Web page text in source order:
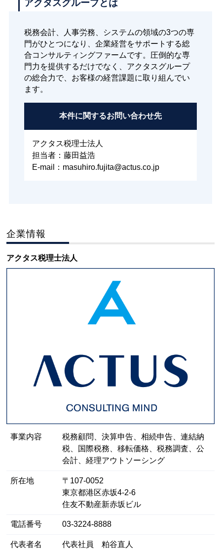
アクタスグループとは
税務会計、人事労務、システムの領域の3つの専
門がひとつになり、企業経営をサポートする総
合コンサルティングファームです。圧倒的な専
門力を提供するだけでなく、アクタスグループ
の総合力で、お客様の経営課題に取り組んでい
ます。
本件に関するお問い合わせ先
アクタス税理士法人
担当者：藤田益浩
E-mail：masuhiro.fujita@actus.co.jp
企業情報
アクタス税理士法人
事業内容
税務顧問、決算申告、相続申告、連結納
税、国際税務、移転価格、税務調査、公
会計、経理アウトソーシング
所在地
〒107-0052
東京都港区⾚坂4-2-6
住友不動産新赤坂ビル
電話番号 03-3224-8888
代表者名 代表社員 粕谷直人